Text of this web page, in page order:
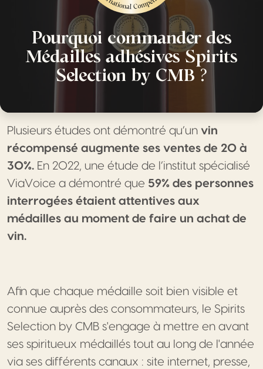
Pourquoi commander des
Médailles adhésives Spirits
Selection by CMB ?
Plusieurs études ont démontré qu’un vin
récompensé augmente ses ventes de 20 à
30%. En 2022, une étude de l’institut spécialisé
ViaVoice a démontré que 59% des personnes
interrogées étaient attentives aux
médailles au moment de faire un achat de
vin.
Afin que chaque médaille soit bien visible et
connue auprès des consommateurs, le Spirits
Selection by CMB s'engage à mettre en avant
ses spiritueux médaillés tout au long de l'année
via ses différents canaux : site internet, presse,